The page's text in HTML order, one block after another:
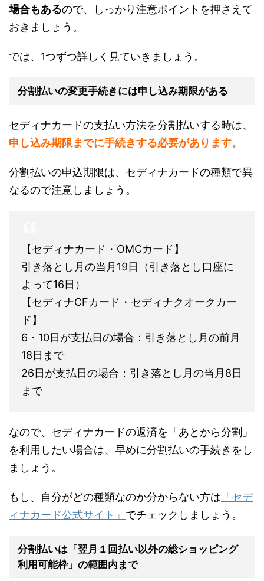
場合もあるので、しっかり注意ポイントを押さえて
おきましょう。
では、1つずつ詳しく見ていきましょう。
分割払いの変更手続きには申し込み期限がある
セディナカードの支払い方法を分割払いする時は、
申し込み期限までに手続きする必要があります。
分割払いの申込期限は、セディナカードの種類で異
なるので注意しましょう。
【セディナカード・OMCカード】
引き落とし月の当月19日（引き落とし口座に
よって16日）
【セディナCFカード・セディナクオークカー
ド】
6・10日が支払日の場合：引き落とし月の前月
18日まで
26日が支払日の場合：引き落とし月の当月8日
まで
なので、セディナカードの返済を「あとから分割」
を利用したい場合は、早めに分割払いの手続きをし
ましょう。
もし、自分がどの種類なのか分からない方は 「セデ
ィナカード公式サイト」 でチェックしましょう。
分割払いは「翌月１回払い以外の総ショッピング
利用可能枠」の範囲内まで